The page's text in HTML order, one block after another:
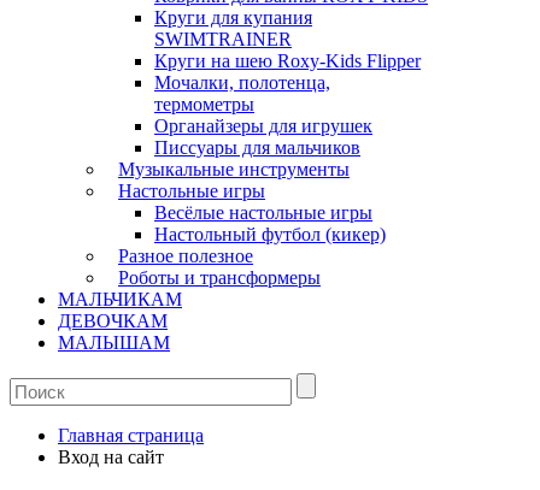
Круги для купания
SWIMTRAINER
Круги на шею Roxy-Kids Flipper
Мочалки, полотенца,
термометры
Органайзеры для игрушек
Писсуары для мальчиков
Музыкальные инструменты
Настольные игры
Весёлые настольные игры
Настольный футбол (кикер)
Разное полезное
Роботы и трансформеры
МАЛЬЧИКАМ
ДЕВОЧКАМ
МАЛЫШАМ
Главная страница
Вход на сайт